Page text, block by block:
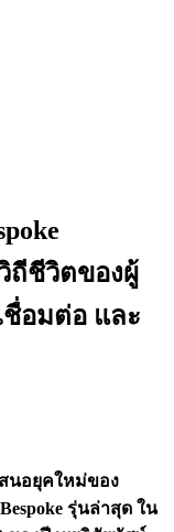
ถีชีวิตของผู้
ชื่อมต่อ และ
นอยุคใหม่ของ
Bespoke รุ่นล่าสุด ใน